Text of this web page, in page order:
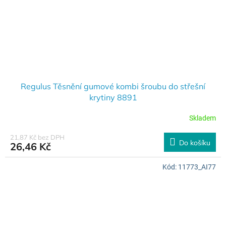
Regulus Těsnění gumové kombi šroubu do střešní
krytiny 8891
Skladem
21,87 Kč bez DPH
26,46 Kč Do košíku
Kód: 11773_AI77